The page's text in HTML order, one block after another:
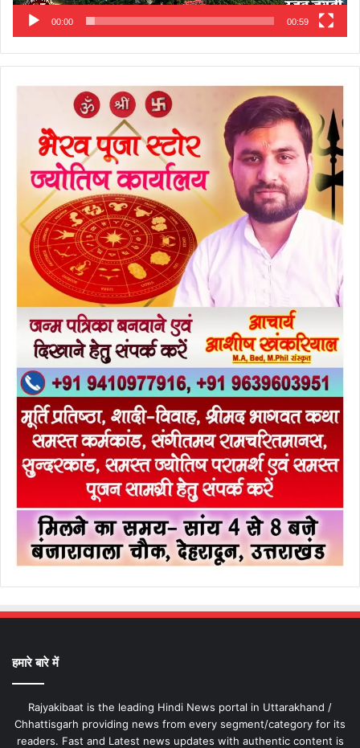
00:00 00:59
हमारे बारे में
Rajyakibaat is the leading Hindi News portal in Uttarakhand /
Chhattisgarh providing news from every segment/category for its
readers. Fast and Latest news updates with authentic content is